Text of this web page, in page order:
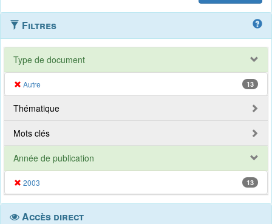
Filtres
Type de document
Autre 13
Thématique
Mots clés
Année de publication
2003 13
Accès direct